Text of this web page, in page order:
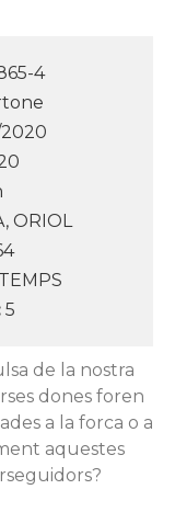
4
2020
ORIOL
5
de la nostra
dones foren
a la forca o a
aquestes